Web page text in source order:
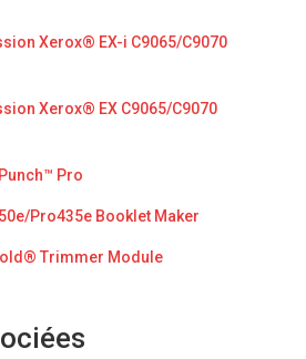
Xerox® EX-i C9065/C9070
Xerox® EX C9065/C9070
Pro
Pro435e Booklet Maker
Trimmer Module